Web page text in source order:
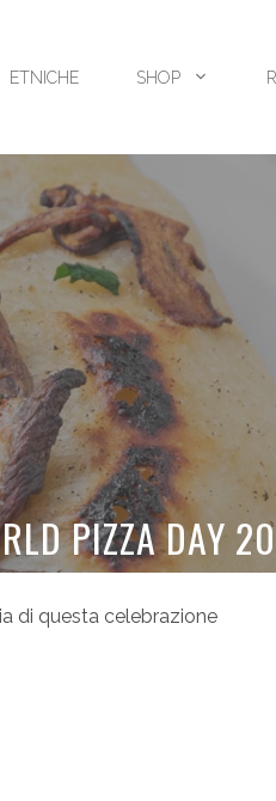
ETNICHE SHOP
PIZZA DAY
di questa celebrazione